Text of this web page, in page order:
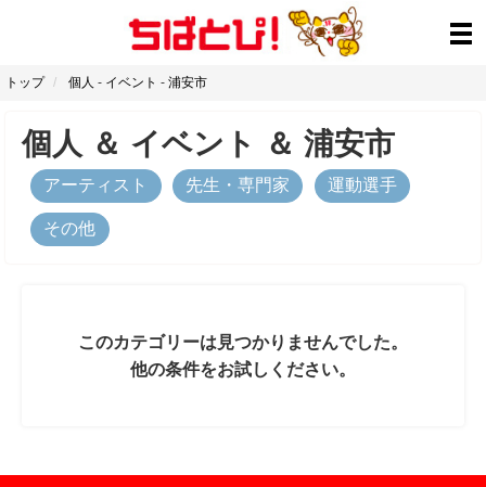
トップ 個人 - イベント - 浦安市
個人 ＆ イベント ＆ 浦安市
アーティスト 先生・専門家 運動選手
その他
このカテゴリーは見つかりませんでした。
他の条件をお試しください。